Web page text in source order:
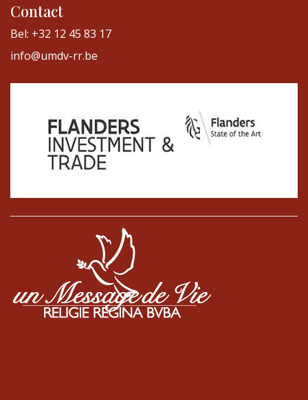
Contact
Bel: +32 12 45 83 17
info@umdv-rr.be